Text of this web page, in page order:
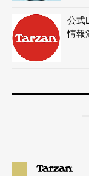
公式
情報